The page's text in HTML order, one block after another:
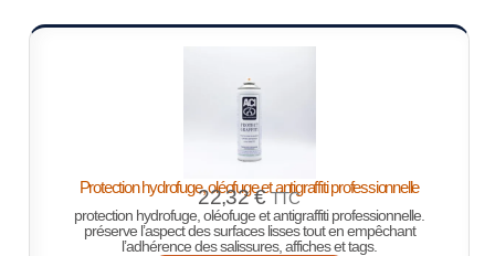
Protection hydrofuge, oléofuge et antigraffiti professionnelle
22,32€ TTC
protection hydrofuge, oléofuge et antigraffiti professionnelle.
préserve l’aspect des surfaces lisses tout en empêchant
l’adhérence des salissures, affiches et tags.